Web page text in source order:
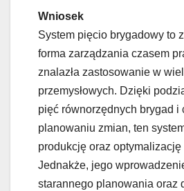
Wniosek
System pięcio brygadowy to
forma zarządzania czasem
znalazła zastosowanie w
przemysłowych. Dzięki
pięć równorzędnych brygad i
planowaniu zmian, ten
produkcję oraz optymalizację
Jednakże, jego
starannego planowania oraz